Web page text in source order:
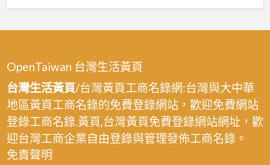
OpenTaiwan 台灣生活黃頁
台灣生活黃頁/台灣黃頁工商名錄網:台灣與大中華
地區黃頁工商名錄的免費登錄網站，歡迎免費網站
登錄工商名錄.黃頁,台灣黃頁免費登錄網站網址，歡
迎台灣工商企業自由登錄與管理發佈工商名錄。
免責聲明